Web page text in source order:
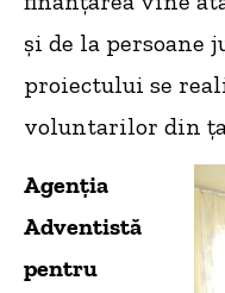
și de la persoane
proiectului se
voluntarilor din
Agenția
Adventistă
pentru